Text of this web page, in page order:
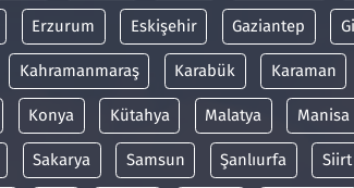
Erzurum Eskişehir Gaziantep
Kahramanmaraş Karabük Karaman
Konya Kütahya Malatya Manisa
Sakarya Samsun Şanlıurfa Siirt